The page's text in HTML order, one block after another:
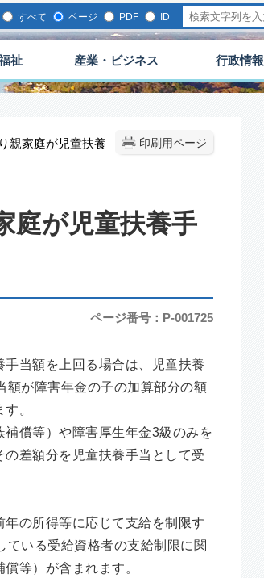
すべて ページ PDF ID
祉 産業・ビジネス 行政情報
印刷用ページ
親家庭が児童扶養
庭が児童扶養手
ページ番号：P-001725
当額を上回る場合は、児童扶養
額が障害年金の子の加算部分の額
。
償等）や障害厚生年金3級のみを
差額分を児童扶養手当として受
の所得等に応じて支給を制限す
ている受給資格者の支給制限に関
等）が含まれます。